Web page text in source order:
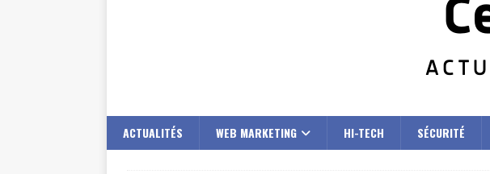
ACTUALITÉS WEB MARKETING HI-TECH SÉCURITÉ